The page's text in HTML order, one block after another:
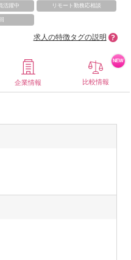
活躍中 リモート勤務応相談
求人の特徴タグの説明
企業情報 比較情報
NEW